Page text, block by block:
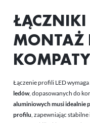
ŁĄCZNIKI
MONTAŻ
Łączenie profili LED
ledów, dopasowanych do
aluminiowych musi idealnie
profilu , zapewniając